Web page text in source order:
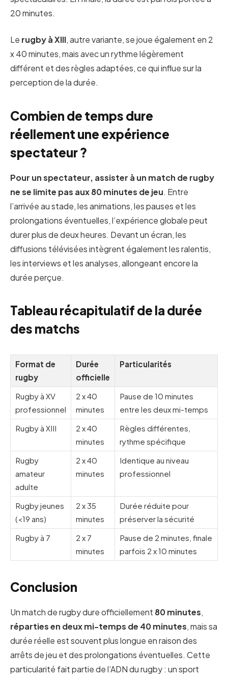
20 minutes.
Le rugby à XIII, autre variante, se joue également en 2
x 40 minutes, mais avec un rythme légèrement
différent et des règles adaptées, ce qui influe sur la
perception de la durée.
Combien de temps dure
réellement une expérience
spectateur ?
Pour un spectateur, assister à un match de rugby
ne se limite pas aux 80 minutes de jeu. Entre
l’arrivée au stade, les animations, les pauses et les
prolongations éventuelles, l’expérience globale peut
durer plus de deux heures. Devant un écran, les
diffusions télévisées intègrent également les ralentis,
les interviews et les analyses, allongeant encore la
durée perçue.
Tableau récapitulatif de la durée
des matchs
Format de
rugby
Durée
officielle
Particularités
Rugby à XV
professionnel
2 x 40
minutes
Pause de 10 minutes
entre les deux mi-temps
Rugby à XIII
2 x 40
minutes
Règles différentes,
rythme spécifique
Rugby
amateur
adulte
2 x 40
minutes
Identique au niveau
professionnel
Rugby jeunes
(<19 ans)
2 x 35
minutes
Durée réduite pour
préserver la sécurité
Rugby à 7
2 x 7
minutes
Pause de 2 minutes, finale
parfois 2 x 10 minutes
Conclusion
Un match de rugby dure officiellement 80 minutes,
réparties en deux mi-temps de 40 minutes, mais sa
durée réelle est souvent plus longue en raison des
arrêts de jeu et des prolongations éventuelles. Cette
particularité fait partie de l’ADN du rugby : un sport